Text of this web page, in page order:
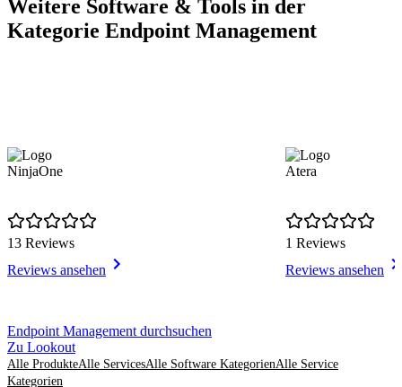
Weitere Software & Tools in der
Kategorie Endpoint Management
NinjaOne
13 Reviews
Reviews ansehen
Atera
1 Reviews
Reviews ansehen
Item
1
of
8
Endpoint Management durchsuchen
Zu Lookout
Alle ProdukteAlle ServicesAlle Software KategorienAlle Service
Kategorien